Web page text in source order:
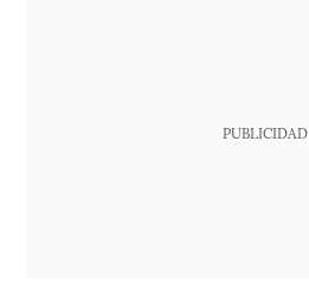
PUBLICIDAD